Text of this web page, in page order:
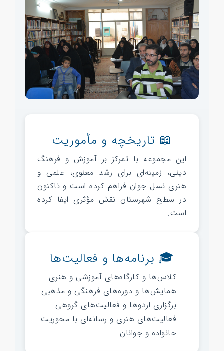
📖 تاریخچه و مأموریت
این مجموعه با تمرکز بر آموزش و فرهنگ
دینی، زمینه‌ای برای رشد معنوی، علمی و
هنری نسل جوان فراهم کرده است و تاکنون
در سطح شهرستان نقش مؤثری ایفا کرده
است.
🎓 برنامه‌ها و فعالیت‌ها
کلاس‌ها و کارگاه‌های آموزشی و هنری
همایش‌ها و دوره‌های فرهنگی و مذهبی
برگزاری اردوها و فعالیت‌های گروهی
فعالیت‌های هنری و رسانه‌ای با محوریت
خانواده و جوانان